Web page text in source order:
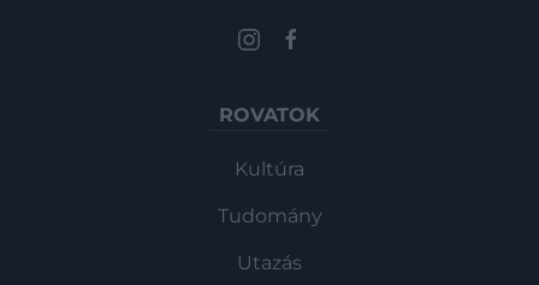
ROVATOK
Kultúra
Tudomány
Utazás